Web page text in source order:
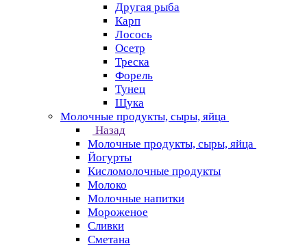
Другая рыба
Карп
Лосось
Осетр
Треска
Форель
Тунец
Щука
Молочные продукты, сыры, яйца
Назад
Молочные продукты, сыры, яйца
Йогурты
Кисломолочные продукты
Молоко
Молочные напитки
Мороженое
Сливки
Сметана